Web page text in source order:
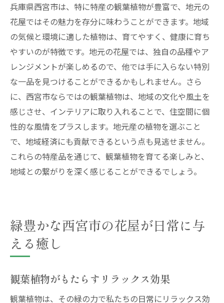
兵庫県西宮市は、特に特産の観葉植物が豊富で、地元の
花屋ではその魅力を存分に味わうことができます。地域
の気候と環境に適した植物は、育てやすく、健康に育ち
やすいのが特徴です。地元の花屋では、独自の品種やア
レンジメントが楽しめるので、他では手に入らない特別
な一品を見つけることができるかもしれません。さら
に、西宮市ならではの観葉植物は、地域の文化や風土を
感じさせ、インテリアに取り入れることで、住空間に個
性的な風情をプラスします。地元産の植物を選ぶこと
で、地域経済にも貢献できるという点も見逃せません。
これらの特産品を通じて、観葉植物を育てる楽しみと、
地域との繋がりを深く感じることができるでしょう。
緑豊かな西宮市の花屋が日常に与
える癒し
観葉植物がもたらすリラックス効果
観葉植物は、その緑の力で私たちの日常にリラックス効